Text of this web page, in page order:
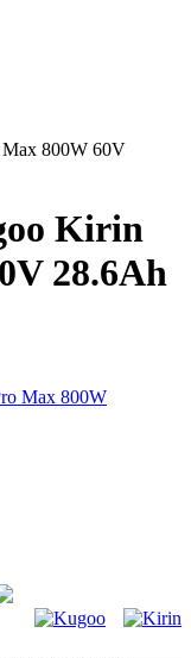
800W 60V
Kirin
28.6Ah